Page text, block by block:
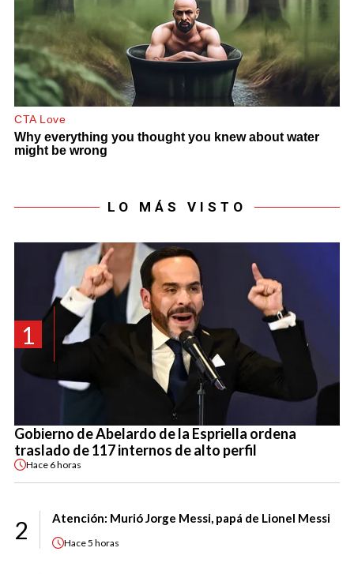
LO MÁS VISTO
1
Gobierno de Abelardo de la Espriella ordena
traslado de 117 internos de alto perfil
Hace 6 horas
2 Atención: Murió Jorge Messi, papá de Lionel Messi
Hace5 horas